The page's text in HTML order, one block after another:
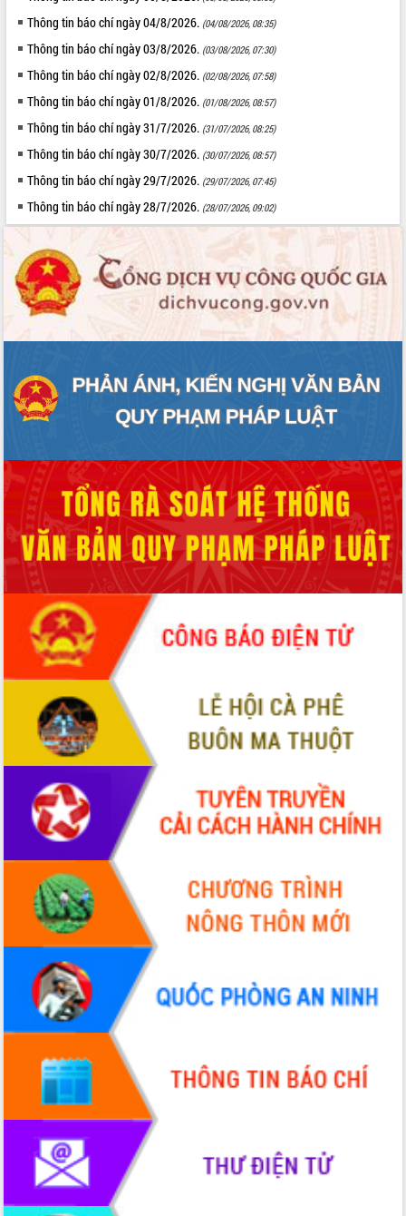
quốc phòng, quân sự địa phương năm
2026
Đắk Lắk tập trung toàn lực khắc phục
tồn tại IUU, sẵn sàng làm việc với
Đoàn thanh tra EC
Chủ tịch UBND tỉnh Tạ Anh Tuấn thăm,
chúc mừng các bệnh viện nhân Ngày
Thầy thuốc Việt Nam
Rộn ràng lễ hội truyền thống Sông
nước Đà Nông lần thứ I năm 2026
Kỳ họp Chuyên đề lần thứ Năm, HĐND
tỉnh Đắk Lắk thông qua các nghị quyết
quan trọng
Thống nhất danh sách giới thiệu ứng
cử đại biểu Quốc hội khoá XVI và đại
biểu HĐND tỉnh Đắk Lắk, nhiệm kỳ
2026-2031
Hội nghị lần thứ tư Ban Chỉ đạo công
tác bầu cử tỉnh Đắk Lắk
Hội nghị Báo cáo viên Trung ương
Phó Thủ tướng Hồ Quốc Dũng đánh giá
cao kết quả Chiến dịch Quang Trung
tại Đắk Lắk
Hội nghị Ban Chấp hành Đảng bộ tỉnh
Đắk Lắk lần thứ 2 (mở rộng)
Tập trung giải phóng mặt bằng, đẩy
nhanh tiến độ Tuyến đường bộ ven
Gỡ khó, khởi công xây dựng, sửa chữa
toàn bộ nhà ở cho hộ dân đúng tiến độ
UBND tỉnh Đắk Lắk tổng kết công tác
quốc phòng, quân sự địa phương năm
2025
Tập trung triển khai quyết liệt, đồng bộ
các giải pháp nhằm thực hiện hiệu quả
các nhiệm vụ đề ra năm 2025
Phát huy vai trò của người có uy tín
trong phòng chống tảo hôn và hôn
nhân cận huyết thống
Nông sản Tây Nguyên thu hút doanh
nghiệp nước ngoài
Đắk Lắk định vị thương hiệu du lịch
“Biển – Rừng – Cà phê” trong không
gian phát triển mới
Hội nghị chia sẻ kinh nghiệm, chuyển
giao kỹ thuật y tế, định hướng phát
triển chuyên sâu đến 2030
Chuyển đổi số mở ra không gian phát
triển trong lĩnh vực văn hóa, du lịch
Công bố quyết định của Ban Thường
vụ Tỉnh ủy về công tác cán bộ.
Thủ tướng Phạm Minh Chính: Khẩn
trương tái thiết cuộc sống người dân
sau thiên tai
Tập trung nâng cao chất lượng, tổ
chức sản xuất sầu riêng theo hướng
bền vững
Thông tin báo chí ngày 04/8/2026. (04/08/2026, 08:35)
Thông tin báo chí ngày 03/8/2026. (03/08/2026, 07:30)
Thông tin báo chí ngày 02/8/2026. (02/08/2026, 07:58)
Thông tin báo chí ngày 01/8/2026. (01/08/2026, 08:57)
Thông tin báo chí ngày 31/7/2026. (31/07/2026, 08:25)
Thông tin báo chí ngày 30/7/2026. (30/07/2026, 08:57)
Thông tin báo chí ngày 29/7/2026. (29/07/2026, 07:45)
Thông tin báo chí ngày 28/7/2026. (28/07/2026, 09:02)